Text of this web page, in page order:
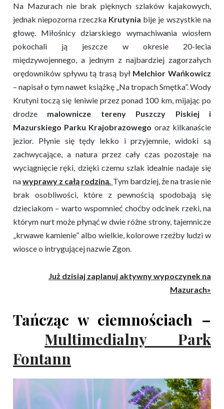
Na Mazurach nie brak pięknych szlaków kajakowych,
jednak niepozorna rzeczka Krutynia bije je wszystkie na
głowę. Miłośnicy dziarskiego wymachiwania wiosłem
pokochali ją jeszcze w okresie 20-lecia
międzywojennego, a jednym z najbardziej zagorzałych
orędowników spływu tą trasą był Melchior Wańkowicz
– napisał o tym nawet książkę „Na tropach Smętka”. Wody
Krutyni toczą się leniwie przez ponad 100 km, mijając po
drodze malownicze tereny Puszczy Piskiej i
Mazurskiego Parku Krajobrazowego oraz kilkanaście
jezior. Płynie się tędy lekko i przyjemnie, widoki są
zachwycające, a natura przez cały czas pozostaje na
wyciągnięcie ręki, dzięki czemu szlak idealnie nadaje się
nawyprawy z całą rodziną. Tym bardziej, że na trasie nie
brak osobliwości, które z pewnością spodobają się
dzieciakom – warto wspomnieć choćby odcinek rzeki, na
którym nurt może płynąć w dwie różne strony, tajemnicze
„krwawe kamienie” albo wielkie, kolorowe rzeźby ludzi w
wiosce o intrygującej nazwie Zgon.
Już dzisiaj zaplanuj aktywny wypoczynek na
Mazurach»
Tańcząc w ciemnościach –
Multimedialny Park
Fontann